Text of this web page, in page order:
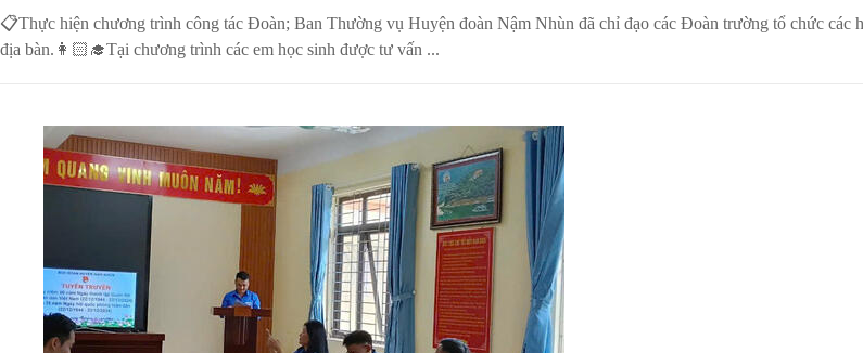
📋Thực hiện chương trình công tác Đoàn; Ban Thường vụ Huyện đoàn Nậm Nhùn đã chỉ đạo các Đoàn trường tổ chức
địa bàn.👩🏻‍🎓Tại chương trình các em học sinh được tư vấn ...